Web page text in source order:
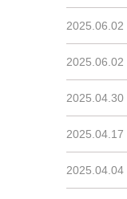
2025.06.02
2025.06.02
2025.04.30
2025.04.17
2025.04.04